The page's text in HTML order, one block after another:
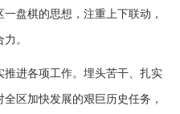
盘棋的思想，注重上下联动，
。
进各项工作。埋头苦干、扎实
区加快发展的艰巨历史任务，